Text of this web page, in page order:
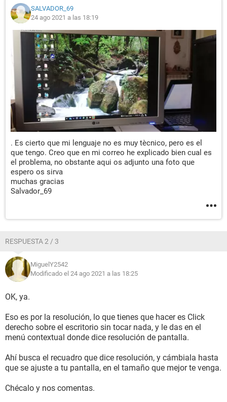
SALVADOR_69
24 ago 2021 a las 18:19
. Es cierto que mi lenguaje no es muy tècnico, pero es el
que tengo. Creo que en mi correo he explicado bien cual es
el problema, no obstante aqui os adjunto una foto que
espero os sirva
muchas gracias
Salvador_69
RESPUESTA 2 / 3
MiguelY2542
Modificado el 24 ago 2021 a las 18:25
OK, ya.
Eso es por la resolución, lo que tienes que hacer es Click
derecho sobre el escritorio sin tocar nada, y le das en el
menú contextual donde dice resolución de pantalla.
Ahí busca el recuadro que dice resolución, y cámbiala hasta
que se ajuste a tu pantalla, en el tamaño que mejor te venga.
Chécalo y nos comentas.